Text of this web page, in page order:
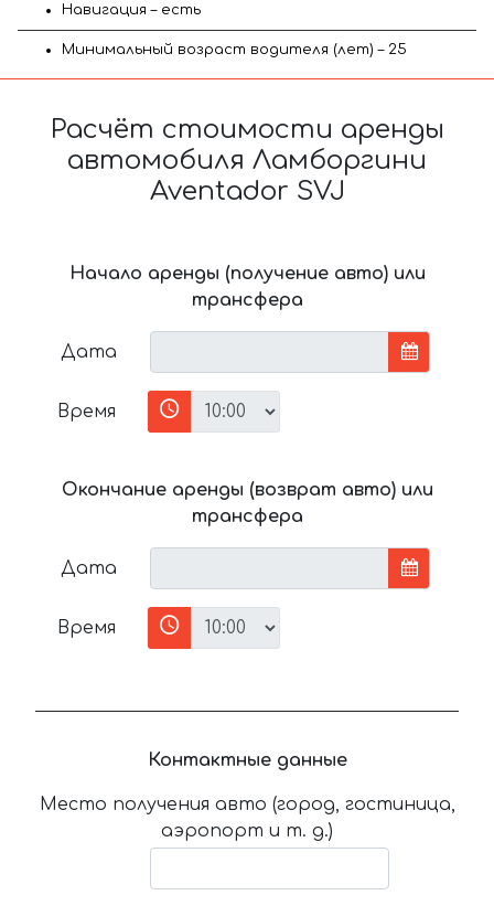
Навигация – есть
Минимальный возраст водителя (лет) – 25
Расчёт стоимости аренды
автомобиля Ламборгини
Aventador SVJ
Начало аренды (получение авто) или
трансфера
Дата
Время
Окончание аренды (возврат авто) или
трансфера
Дата
Время
Контактные данные
Место получения авто (город, гостиница,
аэропорт и т. д.)